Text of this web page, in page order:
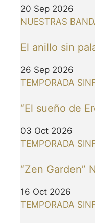
20 Sep 2026
NUESTRAS
El anillo sin
26 Sep 2026
TEMPORADA
“El sueño de
03 Oct 2026
TEMPORADA
“Zen Garden”
16 Oct 2026
TEMPORADA